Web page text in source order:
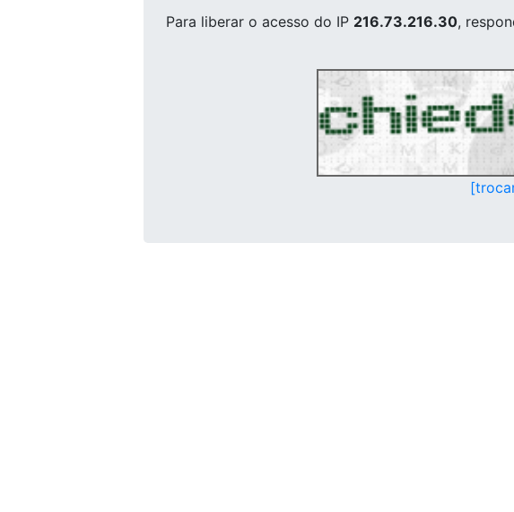
Para liberar o acesso do IP 216.73.216.30,